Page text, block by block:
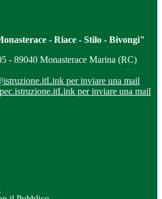
- Riace - Stilo - Bivongi"
- 89040 Monasterace Marina (RC)
Link per inviare una mail
Link per inviare una mail